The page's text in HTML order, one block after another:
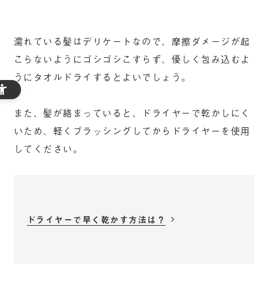
濡れている髪はデリケートなので、摩擦ダメージが起
こらないようにゴシゴシこすらず、優しく包み込むよ
うにタオルドライするとよいでしょう。
また、髪が絡まっていると、ドライヤーで乾かしにく
いため、軽くブラッシングしてからドライヤーを使用
してください。
ドライヤーで早く乾かす方法は？